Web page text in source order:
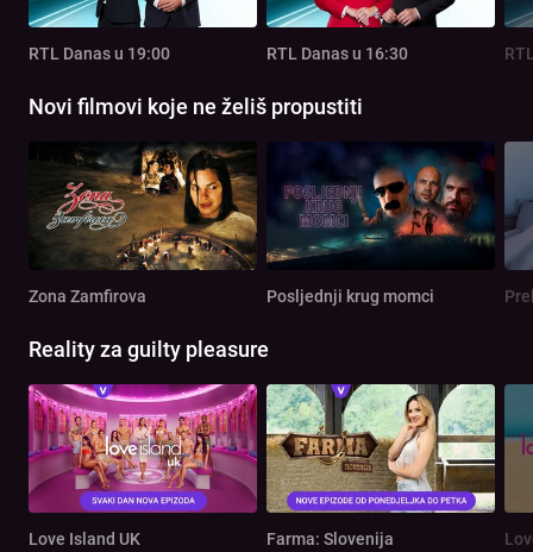
RTL Danas u 19:00 RTL Danas u 16:30
Novi filmovi koje ne želiš propustiti
Zona Zamfirova Posljednji krug momci
Reality za guilty pleasure
Love Island UK Farma: Slovenija